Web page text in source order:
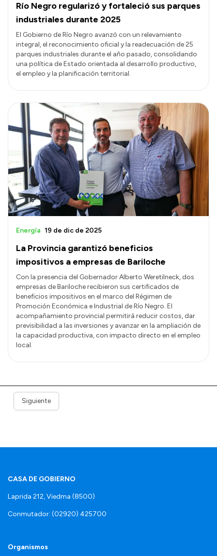
Río Negro regularizó y fortaleció sus parques
industriales durante 2025
El Gobierno de Río Negro avanzó con un relevamiento
integral, el reconocimiento oficial y la readecuación de 25
parques industriales durante el año pasado, consolidando
una política de Estado orientada al desarrollo productivo,
el empleo y la planificación territorial.
La Provincia garantizó beneficios
impositivos a empresas de Bariloche
Energía 19 de dic de 2025
Con la presencia del Gobernador Alberto Weretilneck, dos
empresas de Bariloche recibieron sus certificados de
beneficios impositivos en el marco del Régimen de
Promoción Económica e Industrial de Río Negro. El
acompañamiento provincial permitirá reducir costos, dar
previsibilidad a las inversiones y avanzar en la ampliación de
la capacidad productiva, con impacto directo en el empleo
local.
Siguiente
CASA DE GOBIERNO
Laprida 212, Viedma (8500)
Conmutador: (02920) 425700
Organismos